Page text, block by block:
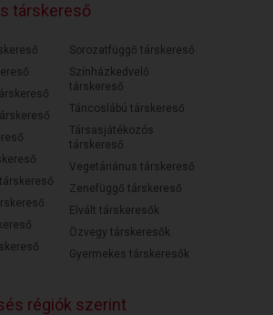
társkereső
Sorozatfüggő társkereső
Színházkedvelő
társkereső
Táncoslábú társkereső
Társasjátékozós
társkereső
Vegetáriánus társkereső
Zenefüggő társkereső
Elvált társkeresők
Özvegy társkeresők
Gyermekes társkeresők
régiók szerint